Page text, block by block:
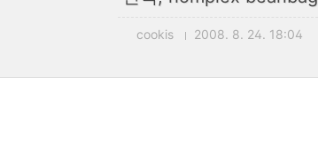
cookis 2008. 8. 24. 18:04